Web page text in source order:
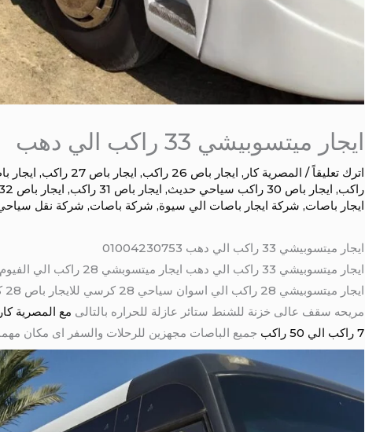
ايجار ميتسوبيشي 33 راكب الي دهب
اترك تعليقاً / المصرية كار , ايجار باص 26 راكب , ايجار باص 27 راكب , ايجار باص
راكب, ايجار باص 30 راكب سياحي حديث , ايجار باص 31 راكب , ايجار باص 32 راكب
ايجار باصات, شركة ايجار باصات الي سيوة, شركة باصات, شركة نقل
ايجار ميتسوبيشي 33 راكب الي دهب 01004230753
مريحه سقف عالى خزنة للشنط ستائر عازلة للحراره بالتالى مع المصرية
7 راكب الي 50 راكب
جميع الباصات مجهزين للرحلات والسفر اى مكان